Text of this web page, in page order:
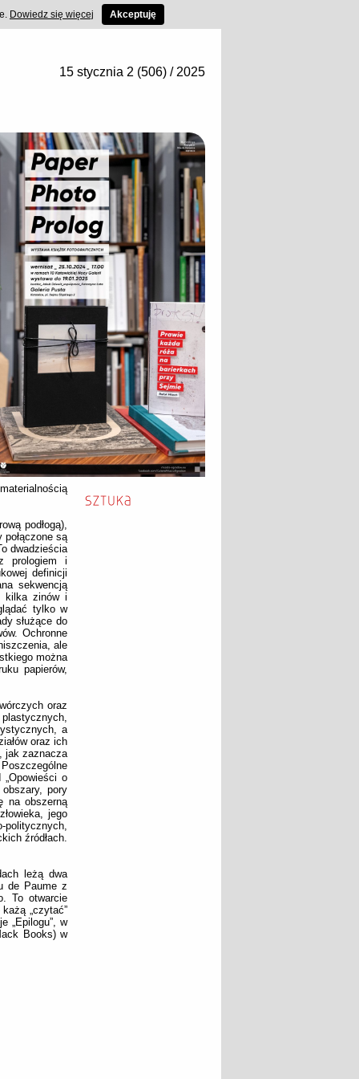
15 stycznia 2 (506) / 2025
podłogą),
są
dwadzieścia
prologiem i
definicji
sekwencją
kilka zinów i
tylko w
służące do
Ochronne
ale
można
papierów,
oraz
a
oraz ich
jak zaznacza
o
obszary, pory
na obszerną
jego
politycznych,
źródłach.
leżą dwa
de Paume z
To otwarcie
„czytać”
„Epilogu”, w
Books) w
Dowiedz się więcej Akceptuję